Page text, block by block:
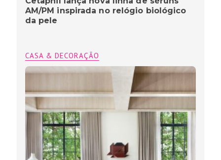
AM/PM inspirada no relógio biológico
da pele
CASA & DECORAÇÃO